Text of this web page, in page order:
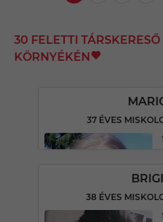
30 FELETTI
KÖRNYÉKÉN
37 ÉVES
38 ÉVES